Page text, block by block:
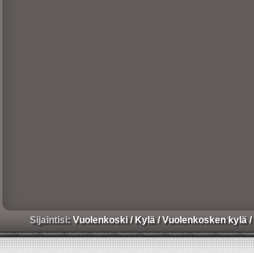
Sijaintisi:Vuolenkoski/ Kylä/Vuolenkosken kylä/